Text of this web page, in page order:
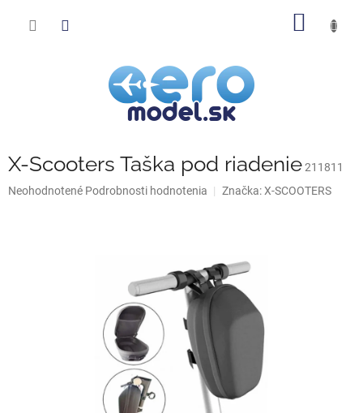
X-Scooters Taška pod riadenie211811
Priemerné
Neohodnotené Podrobnosti hodnotenia Značka:X-SCOOTERS